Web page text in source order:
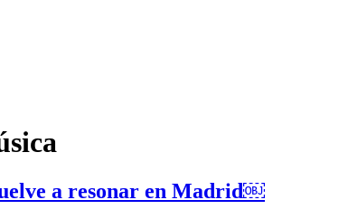
a resonar en Madrid￼